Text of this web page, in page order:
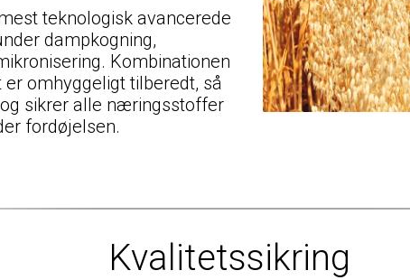
teknologisk avancerede
dampkogning,
Kombinationen
er omhyggeligt tilberedt, så
sikrer alle næringsstoffer
fordøjelsen.
Kvalitetssikring